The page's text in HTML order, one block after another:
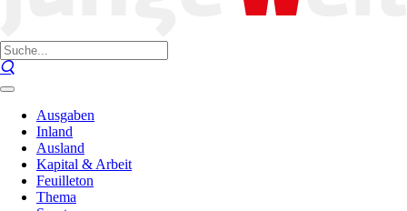
Ausgaben
Inland
Ausland
Kapital & Arbeit
Feuilleton
Thema